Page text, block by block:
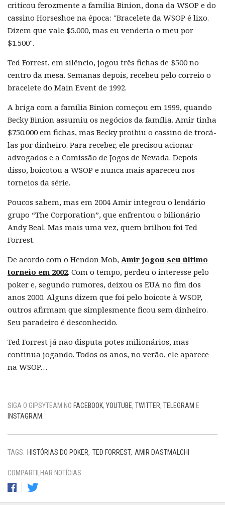
criticou ferozmente a família Binion, dona da WSOP e do
cassino Horseshoe na época: "Bracelete da WSOP é lixo.
Dizem que vale $5.000, mas eu venderia o meu por
$1.500".
Ted Forrest, em silêncio, jogou três fichas de $500 no
centro da mesa. Semanas depois, recebeu pelo correio o
bracelete do Main Event de 1992.
A briga com a família Binion começou em 1999, quando
Becky Binion assumiu os negócios da família. Amir tinha
$750.000 em fichas, mas Becky proibiu o cassino de trocá-
las por dinheiro. Para receber, ele precisou acionar
advogados e a Comissão de Jogos de Nevada. Depois
disso, boicotou a WSOP e nunca mais apareceu nos
torneios da série.
Poucos sabem, mas em 2004 Amir integrou o lendário
grupo “The Corporation”, que enfrentou o bilionário
Andy Beal. Mas mais uma vez, quem brilhou foi Ted
Forrest.
De acordo com o Hendon Mob, Amir jogou seu último
torneio em 2002. Com o tempo, perdeu o interesse pelo
poker e, segundo rumores, deixou os EUA no fim dos
anos 2000. Alguns dizem que foi pelo boicote à WSOP,
outros afirmam que simplesmente ficou sem dinheiro.
Seu paradeiro é desconhecido.
Ted Forrest já não disputa potes milionários, mas
continua jogando. Todos os anos, no verão, ele aparece
na WSOP…
SIGA O GIPSYTEAM NO FACEBOOK, YOUTUBE, TWITTER, TELEGRAM E
INSTAGRAM
TAGS: HISTÓRIAS DO POKER TED FORREST AMIR DASTMALCHI
COMPARTILHAR NOTÍCIAS